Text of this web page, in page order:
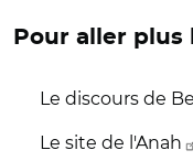
Pour aller plus
Le discours de
Le site de l'Anah